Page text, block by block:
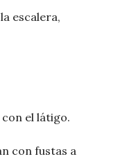
escalera,
el látigo.
con fustas a